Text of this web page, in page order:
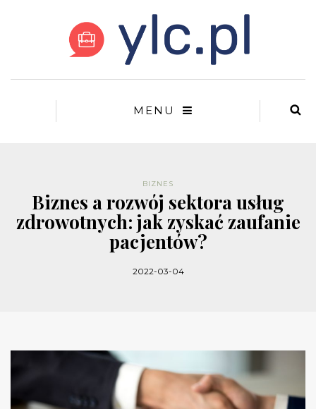
MENU
BIZNES
Biznes a rozwój sektora usług
zdrowotnych: jak zyskać zaufanie
pacjentów?
2022-03-04